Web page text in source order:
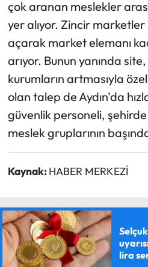
çok aranan meslekler
yer alıyor. Zincir marketler
açarak market elemanı
arıyor. Bunun yanında
kurumların artmasıyla
olan talep de Aydın'da
güvenlik personeli, şehirde
meslek gruplarının
Kaynak: HABER MERKEZİ
lira